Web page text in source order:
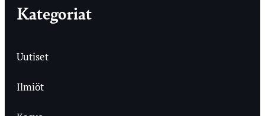
Kategoriat
Uutiset
Ilmiöt